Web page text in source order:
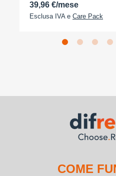
39,96 €/mese
Esclusa IVA e Care Pack
COME